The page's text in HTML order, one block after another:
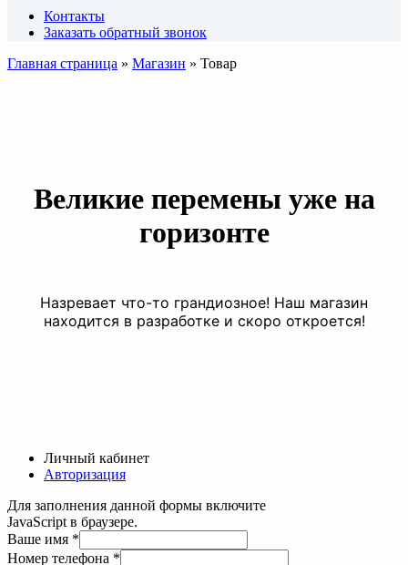
Контакты
Заказать обратный звонок
Главная страница » Магазин » Товар
Великие перемены уже на
горизонте
Назревает что-то грандиозное! Наш магазин
находится в разработке и скоро откроется!
Личный кабинет
Авторизация
Для заполнения данной формы включите
JavaScript в браузере.
Ваше имя *
Номер телефона *